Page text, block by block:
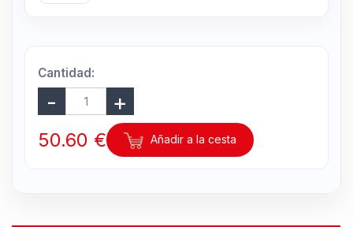
Cantidad:
50.60 € Añadir a la cesta